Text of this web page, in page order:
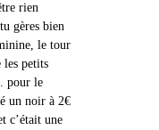
rien
gères bien
le tour
les petits
pour le
un noir à 2€
c’était une